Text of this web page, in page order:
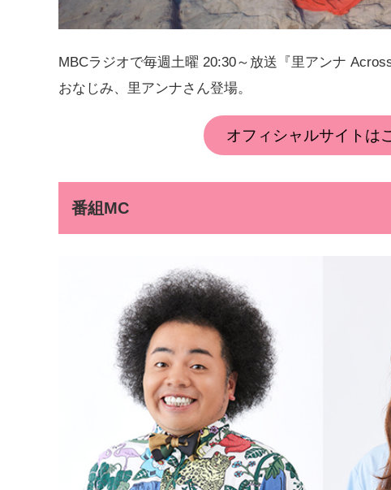
MBCラジオで毎週土曜 20:30～放送『里アンナ
おなじみ、里アンナさん登場。
オフィシャルサイトは
番組MC